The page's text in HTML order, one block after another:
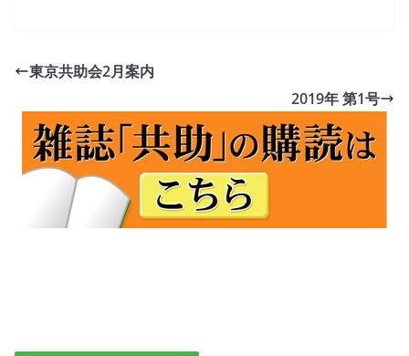
東京共助会2月案内
2019年 第1号